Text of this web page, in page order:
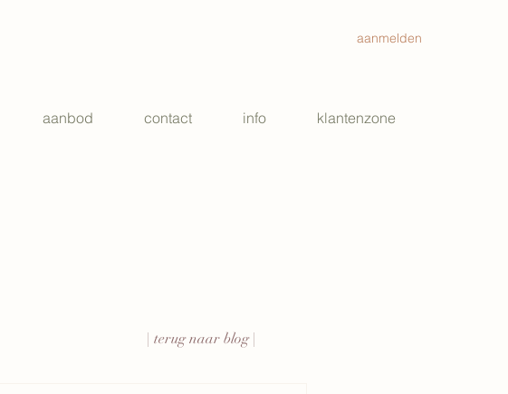
aanmelden
aanbod contact info klantenzone
| terug naar blog |